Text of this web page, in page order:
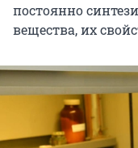
постоянно
вещества, их